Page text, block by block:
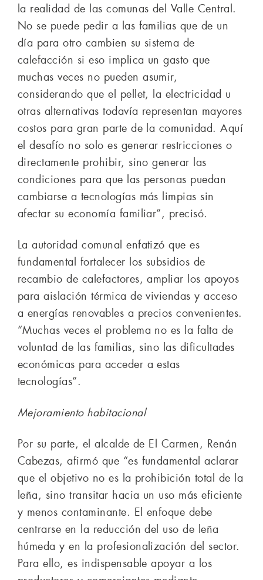
la realidad de las comunas del Valle Central.
No se puede pedir a las familias que de un
día para otro cambien su sistema de
calefacción si eso implica un gasto que
muchas veces no pueden asumir,
considerando que el pellet, la electricidad u
otras alternativas todavía representan mayores
costos para gran parte de la comunidad. Aquí
el desafío no solo es generar restricciones o
directamente prohibir, sino generar las
condiciones para que las personas puedan
cambiarse a tecnologías más limpias sin
afectar su economía familiar”, precisó.
La autoridad comunal enfatizó que es
fundamental fortalecer los subsidios de
recambio de calefactores, ampliar los apoyos
para aislación térmica de viviendas y acceso
a energías renovables a precios convenientes.
“Muchas veces el problema no es la falta de
voluntad de las familias, sino las dificultades
económicas para acceder a estas
tecnologías”.
Mejoramiento habitacional
Por su parte, el alcalde de El Carmen, Renán
Cabezas, afirmó que “es fundamental aclarar
que el objetivo no es la prohibición total de la
leña, sino transitar hacia un uso más eficiente
y menos contaminante. El enfoque debe
centrarse en la reducción del uso de leña
húmeda y en la profesionalización del sector.
Para ello, es indispensable apoyar a los